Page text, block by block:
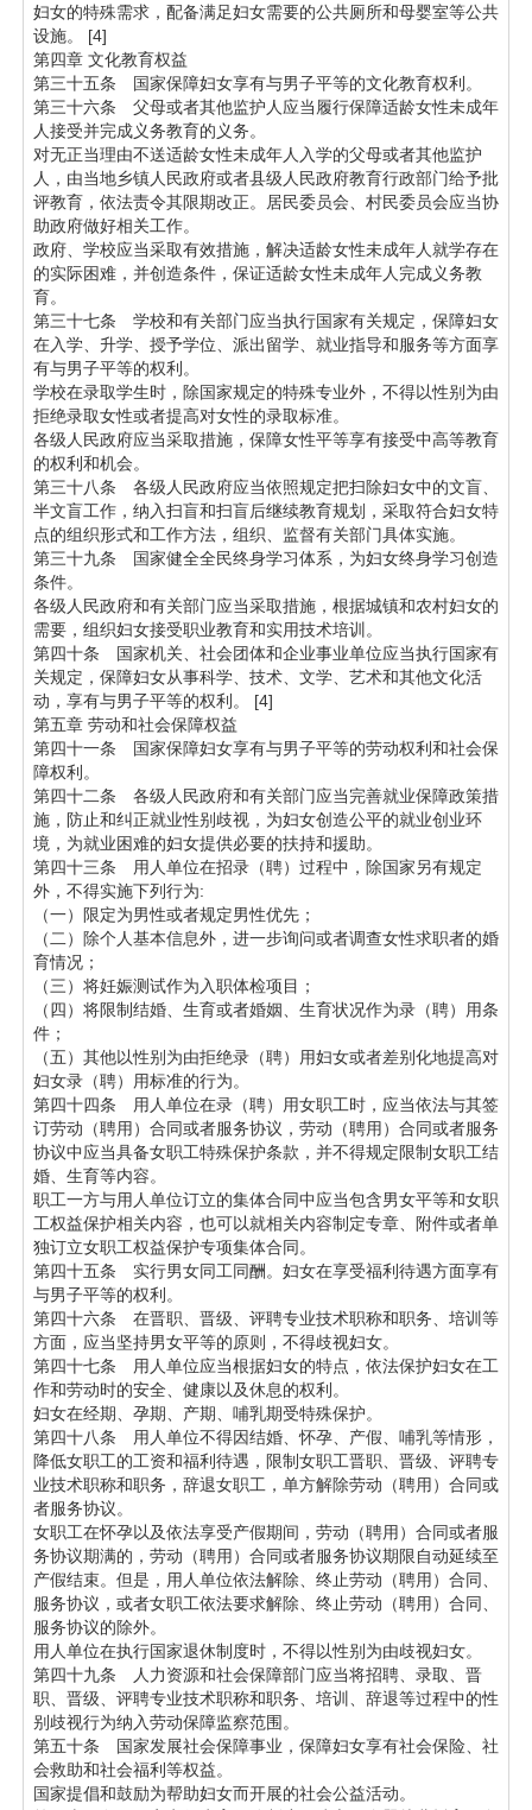
妇女的特殊需求，配备满足妇女需要的公共厕所和母婴室等公共
设施。 [4]
第四章 文化教育权益
第三十五条 国家保障妇女享有与男子平等的文化教育权利。
第三十六条 父母或者其他监护人应当履行保障适龄女性未成年
人接受并完成义务教育的义务。
对无正当理由不送适龄女性未成年人入学的父母或者其他监护
人，由当地乡镇人民政府或者县级人民政府教育行政部门给予批
评教育，依法责令其限期改正。居民委员会、村民委员会应当协
助政府做好相关工作。
政府、学校应当采取有效措施，解决适龄女性未成年人就学存在
的实际困难，并创造条件，保证适龄女性未成年人完成义务教
育。
第三十七条 学校和有关部门应当执行国家有关规定，保障妇女
在入学、升学、授予学位、派出留学、就业指导和服务等方面享
有与男子平等的权利。
学校在录取学生时，除国家规定的特殊专业外，不得以性别为由
拒绝录取女性或者提高对女性的录取标准。
各级人民政府应当采取措施，保障女性平等享有接受中高等教育
的权利和机会。
第三十八条 各级人民政府应当依照规定把扫除妇女中的文盲、
半文盲工作，纳入扫盲和扫盲后继续教育规划，采取符合妇女特
点的组织形式和工作方法，组织、监督有关部门具体实施。
第三十九条 国家健全全民终身学习体系，为妇女终身学习创造
条件。
各级人民政府和有关部门应当采取措施，根据城镇和农村妇女的
需要，组织妇女接受职业教育和实用技术培训。
第四十条 国家机关、社会团体和企业事业单位应当执行国家有
关规定，保障妇女从事科学、技术、文学、艺术和其他文化活
动，享有与男子平等的权利。 [4]
第五章 劳动和社会保障权益
第四十一条 国家保障妇女享有与男子平等的劳动权利和社会保
障权利。
第四十二条 各级人民政府和有关部门应当完善就业保障政策措
施，防止和纠正就业性别歧视，为妇女创造公平的就业创业环
境，为就业困难的妇女提供必要的扶持和援助。
第四十三条 用人单位在招录（聘）过程中，除国家另有规定
外，不得实施下列行为:
（一）限定为男性或者规定男性优先；
（二）除个人基本信息外，进一步询问或者调查女性求职者的婚
育情况；
（三）将妊娠测试作为入职体检项目；
（四）将限制结婚、生育或者婚姻、生育状况作为录（聘）用条
件；
（五）其他以性别为由拒绝录（聘）用妇女或者差别化地提高对
妇女录（聘）用标准的行为。
第四十四条 用人单位在录（聘）用女职工时，应当依法与其签
订劳动（聘用）合同或者服务协议，劳动（聘用）合同或者服务
协议中应当具备女职工特殊保护条款，并不得规定限制女职工结
婚、生育等内容。
职工一方与用人单位订立的集体合同中应当包含男女平等和女职
工权益保护相关内容，也可以就相关内容制定专章、附件或者单
独订立女职工权益保护专项集体合同。
第四十五条 实行男女同工同酬。妇女在享受福利待遇方面享有
与男子平等的权利。
第四十六条 在晋职、晋级、评聘专业技术职称和职务、培训等
方面，应当坚持男女平等的原则，不得歧视妇女。
第四十七条 用人单位应当根据妇女的特点，依法保护妇女在工
作和劳动时的安全、健康以及休息的权利。
妇女在经期、孕期、产期、哺乳期受特殊保护。
第四十八条 用人单位不得因结婚、怀孕、产假、哺乳等情形，
降低女职工的工资和福利待遇，限制女职工晋职、晋级、评聘专
业技术职称和职务，辞退女职工，单方解除劳动（聘用）合同或
者服务协议。
女职工在怀孕以及依法享受产假期间，劳动（聘用）合同或者服
务协议期满的，劳动（聘用）合同或者服务协议期限自动延续至
产假结束。但是，用人单位依法解除、终止劳动（聘用）合同、
服务协议，或者女职工依法要求解除、终止劳动（聘用）合同、
服务协议的除外。
用人单位在执行国家退休制度时，不得以性别为由歧视妇女。
第四十九条 人力资源和社会保障部门应当将招聘、录取、晋
职、晋级、评聘专业技术职称和职务、培训、辞退等过程中的性
别歧视行为纳入劳动保障监察范围。
第五十条 国家发展社会保障事业，保障妇女享有社会保险、社
会救助和社会福利等权益。
国家提倡和鼓励为帮助妇女而开展的社会公益活动。